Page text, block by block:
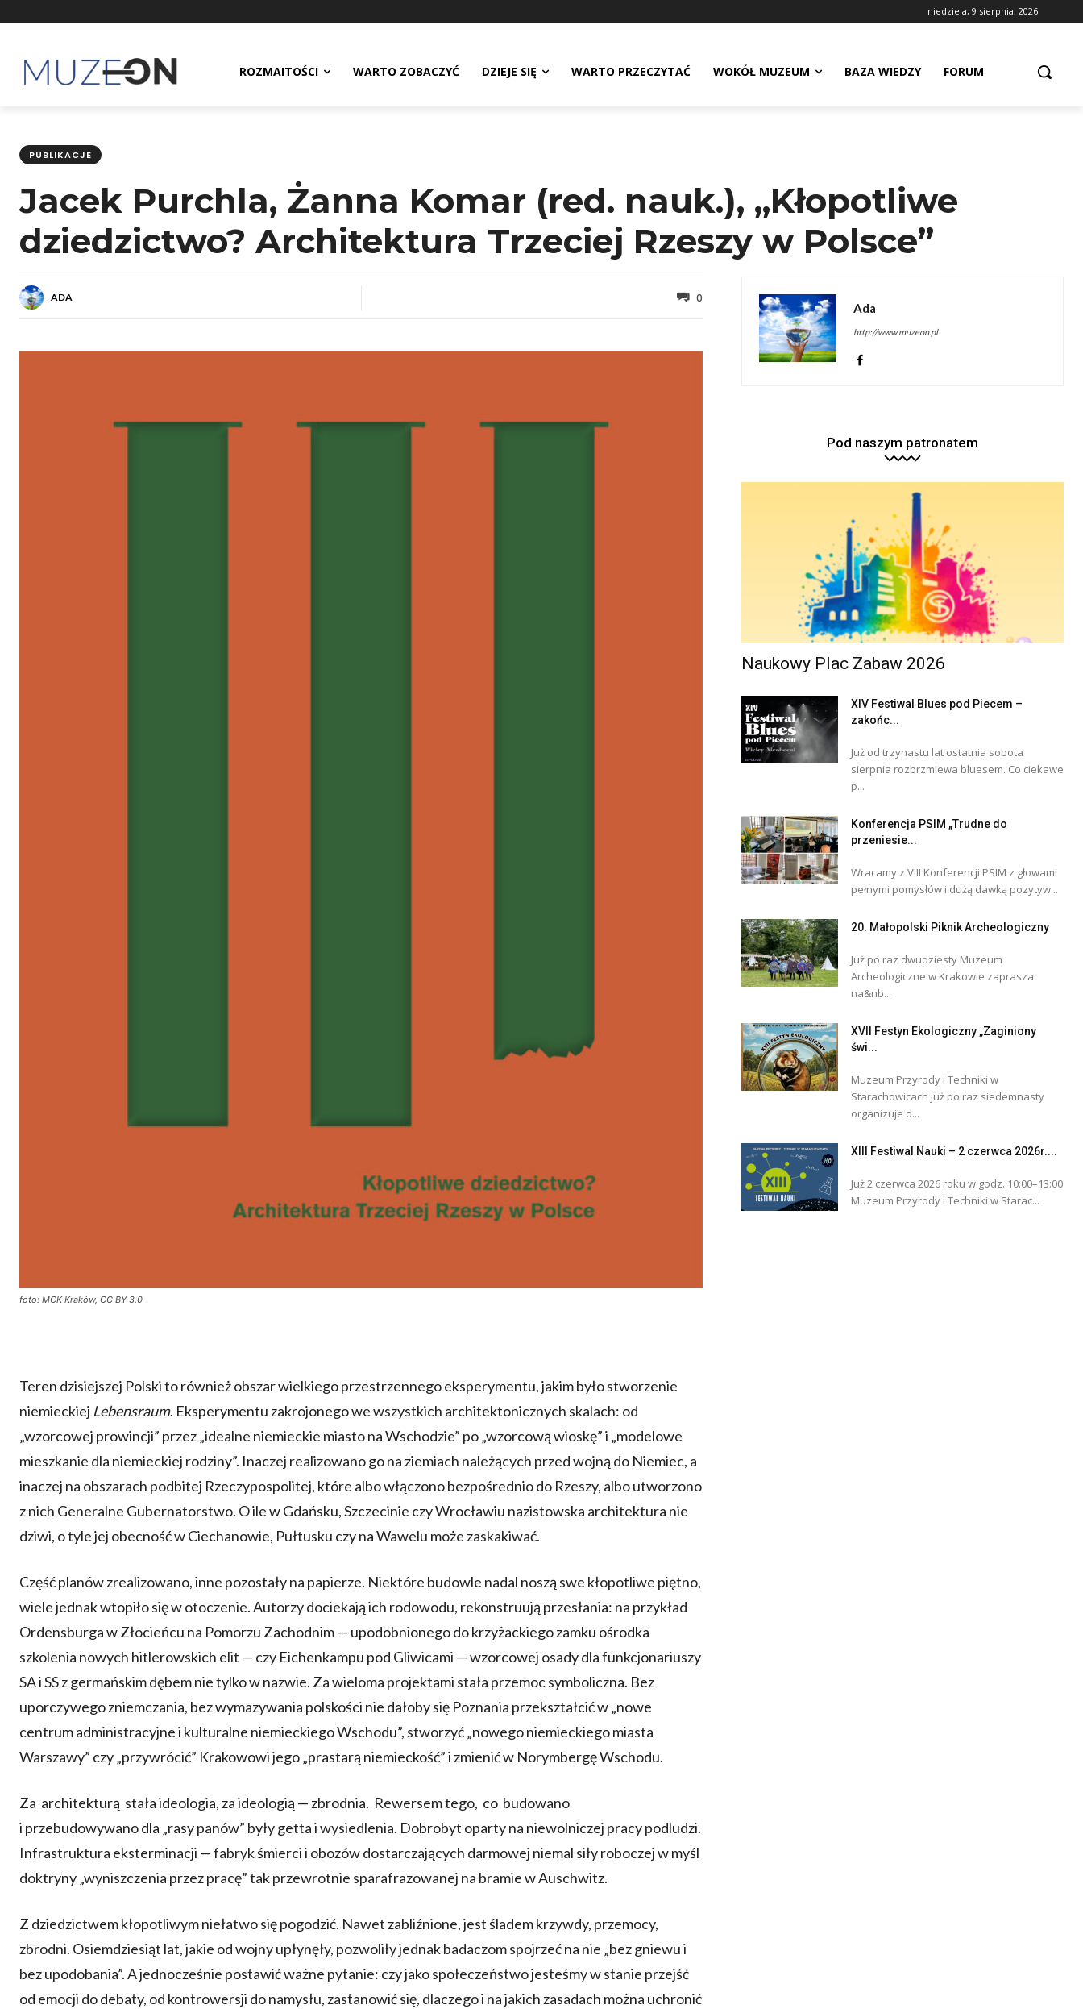
niedziela, 9 sierpnia, 2026
ROZMAITOŚCI WARTO ZOBACZYĆ DZIEJE SIĘ WARTO PRZECZYTAĆ WOKÓŁ MUZEUM BAZA WIEDZY FORUM
PUBLIKACJE
Jacek Purchla, Żanna Komar (red. nauk.), „Kłopotliwe
dziedzictwo? Architektura Trzeciej Rzeszy w Polsce”
ADA 0
foto: MCK Kraków, CC BY 3.0
Teren dzisiejszej Polski to również obszar wielkiego przestrzennego eksperymentu, jakim było stworzenie
niemieckiej Lebensraum. Eksperymentu zakrojonego we wszystkich architektonicznych skalach: od
„wzorcowej prowincji” przez „idealne niemieckie miasto na Wschodzie” po „wzorcową wioskę” i „modelowe
mieszkanie dla niemieckiej rodziny”. Inaczej realizowano go na ziemiach należących przed wojną do Niemiec, a
inaczej na obszarach podbitej Rzeczypospolitej, które albo włączono bezpośrednio do Rzeszy, albo utworzono
z nich Generalne Gubernatorstwo. O ile w Gdańsku, Szczecinie czy Wrocławiu nazistowska architektura nie
dziwi, o tyle jej obecność w Ciechanowie, Pułtusku czy na Wawelu może zaskakiwać.
Część planów zrealizowano, inne pozostały na papierze. Niektóre budowle nadal noszą swe kłopotliwe piętno,
wiele jednak wtopiło się w otoczenie. Autorzy dociekają ich rodowodu, rekonstruują przesłania: na przykład
Ordensburga w Złocieńcu na Pomorzu Zachodnim — upodobnionego do krzyżackiego zamku ośrodka
szkolenia nowych hitlerowskich elit — czy Eichenkampu pod Gliwicami — wzorcowej osady dla funkcjonariuszy
SA i SS z germańskim dębem nie tylko w nazwie. Za wieloma projektami stała przemoc symboliczna. Bez
uporczywego zniemczania, bez wymazywania polskości nie dałoby się Poznania przekształcić w „nowe
centrum administracyjne i kulturalne niemieckiego Wschodu”, stworzyć „nowego niemieckiego miasta
Warszawy” czy „przywrócić” Krakowowi jego „prastarą niemieckość” i zmienić w Norymbergę Wschodu.
Za architekturą stała ideologia, za ideologią — zbrodnia. Rewersem tego, co budowano
i przebudowywano dla „rasy panów” były getta i wysiedlenia. Dobrobyt oparty na niewolniczej pracy podludzi.
Infrastruktura eksterminacji — fabryk śmierci i obozów dostarczających darmowej niemal siły roboczej w myśl
doktryny „wyniszczenia przez pracę” tak przewrotnie sparafrazowanej na bramie w Auschwitz.
Z dziedzictwem kłopotliwym niełatwo się pogodzić. Nawet zabliźnione, jest śladem krzywdy, przemocy,
zbrodni. Osiemdziesiąt lat, jakie od wojny upłynęły, pozwoliły jednak badaczom spojrzeć na nie „bez gniewu i
bez upodobania”. A jednocześnie postawić ważne pytanie: czy jako społeczeństwo jesteśmy w stanie przejść
od emocji do debaty, od kontrowersji do namysłu, zastanowić się, dlaczego i na jakich zasadach można uchronić
Ada
http://www.muzeon.pl
Pod naszym patronatem
Naukowy Plac Zabaw 2026
XIV Festiwal Blues pod Piecem –
zakońc...
Już od trzynastu lat ostatnia sobota
sierpnia rozbrzmiewa bluesem. Co ciekawe
p...
Konferencja PSIM „Trudne do
przeniesie...
Wracamy z VIII Konferencji PSIM z głowami
pełnymi pomysłów i dużą dawką pozytyw...
20. Małopolski Piknik Archeologiczny
Już po raz dwudziesty Muzeum
Archeologiczne w Krakowie zaprasza
na&nb...
XVII Festyn Ekologiczny „Zaginiony
świ...
Muzeum Przyrody i Techniki w
Starachowicach już po raz siedemnasty
organizuje d...
XIII Festiwal Nauki – 2 czerwca 2026r....
Już 2 czerwca 2026 roku w godz. 10:00–13:00
Muzeum Przyrody i Techniki w Starac...